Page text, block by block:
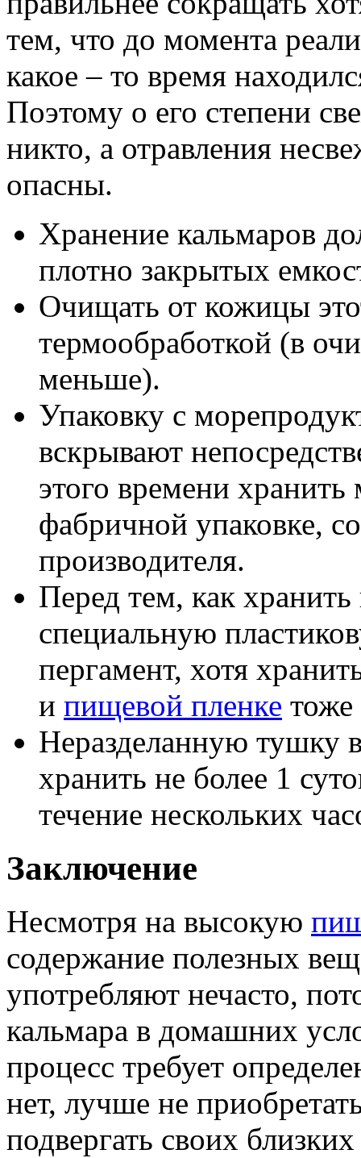
тем, что до момента
какое – то время
Поэтому о его степени
никто, а отравления
опасны.
Хранение кальмаров
плотно закрытых
Очищать от кожицы
термообработкой (в
меньше).
Упаковку с
вскрывают
этого времени
фабричной упаковке,
производителя.
Перед тем, как хранить
специальную
пергамент, хотя
и пищевой пленке
Неразделанную тушку
хранить не более 1
течение нескольких
Заключение
Несмотря на высокую
содержание полезных
употребляют нечасто,
кальмара в домашних
процесс требует
нет, лучше не
подвергать своих